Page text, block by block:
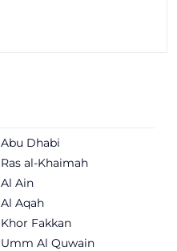
Abu Dhabi
Ras al-Khaimah
Al Ain
Al Aqah
Khor Fakkan
Umm Al Quwain